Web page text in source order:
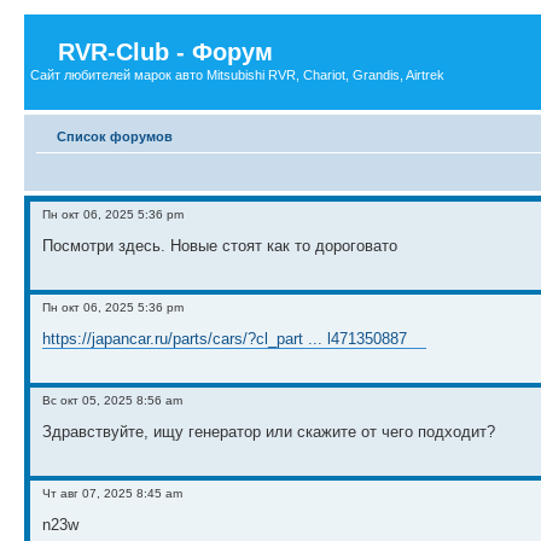
RVR-Club - Форум
Сайт любителей марок авто Mitsubishi RVR, Chariot, Grandis, Airtrek
Список форумов
Пн окт 06, 2025 5:36 pm
Посмотри здесь. Новые стоят как то дороговато
Пн окт 06, 2025 5:36 pm
https://japancar.ru/parts/cars/?cl_part ... l471350887
Вс окт 05, 2025 8:56 am
Здравствуйте, ищу генератор или скажите от чего подходит?
Чт авг 07, 2025 8:45 am
n23w